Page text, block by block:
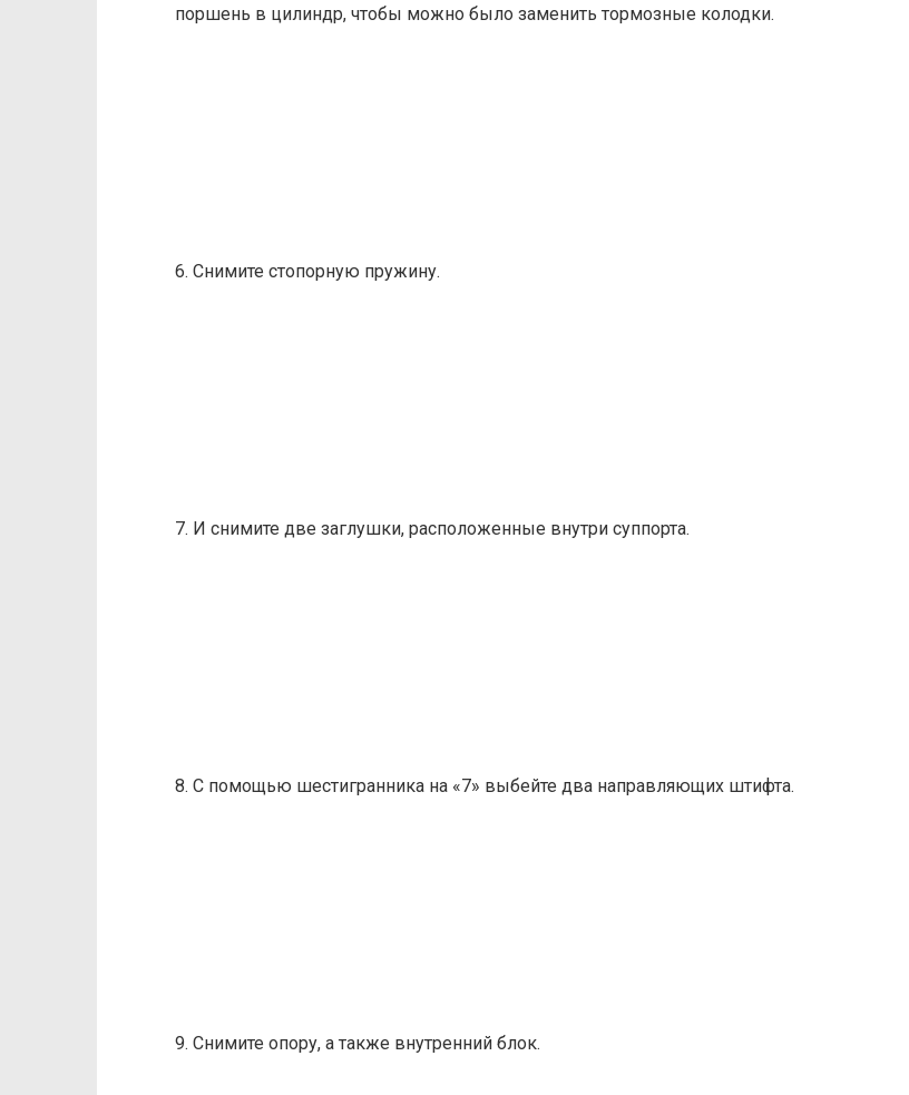
поршень в цилиндр, чтобы можно было заменить тормозные колодки.
6. Снимите стопорную пружину.
7. И снимите две заглушки, расположенные внутри суппорта.
8. С помощью шестигранника на «7» выбейте два направляющих штифта.
9. Снимите опору, а также внутренний блок.